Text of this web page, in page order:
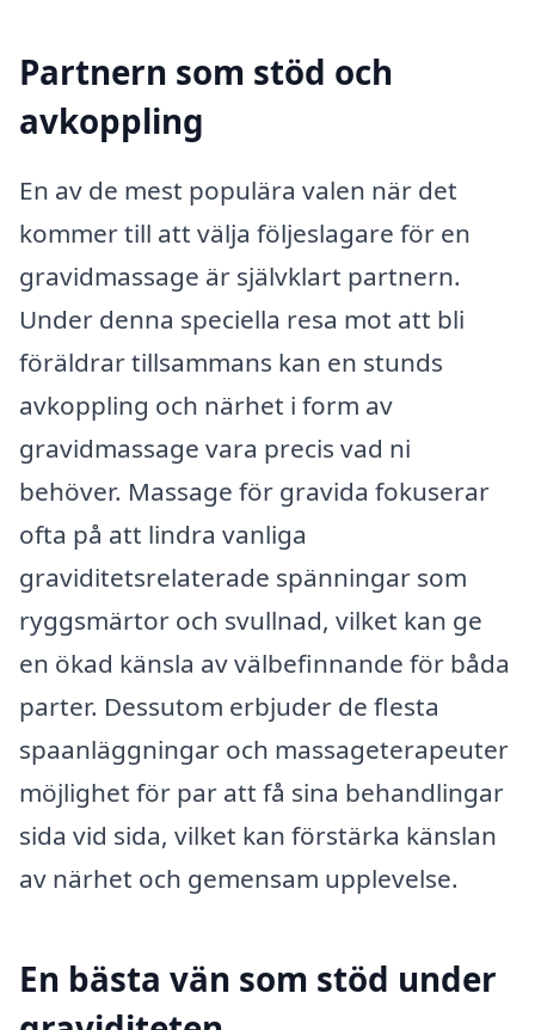
Partnern som stöd och
avkoppling
En av de mest populära valen när det
kommer till att välja följeslagare för en
gravidmassage är självklart partnern.
Under denna speciella resa mot att bli
föräldrar tillsammans kan en stunds
avkoppling och närhet i form av
gravidmassage vara precis vad ni
behöver. Massage för gravida fokuserar
ofta på att lindra vanliga
graviditetsrelaterade spänningar som
ryggsmärtor och svullnad, vilket kan ge
en ökad känsla av välbefinnande för båda
parter. Dessutom erbjuder de flesta
spaanläggningar och massageterapeuter
möjlighet för par att få sina behandlingar
sida vid sida, vilket kan förstärka känslan
av närhet och gemensam upplevelse.
En bästa vän som stöd under